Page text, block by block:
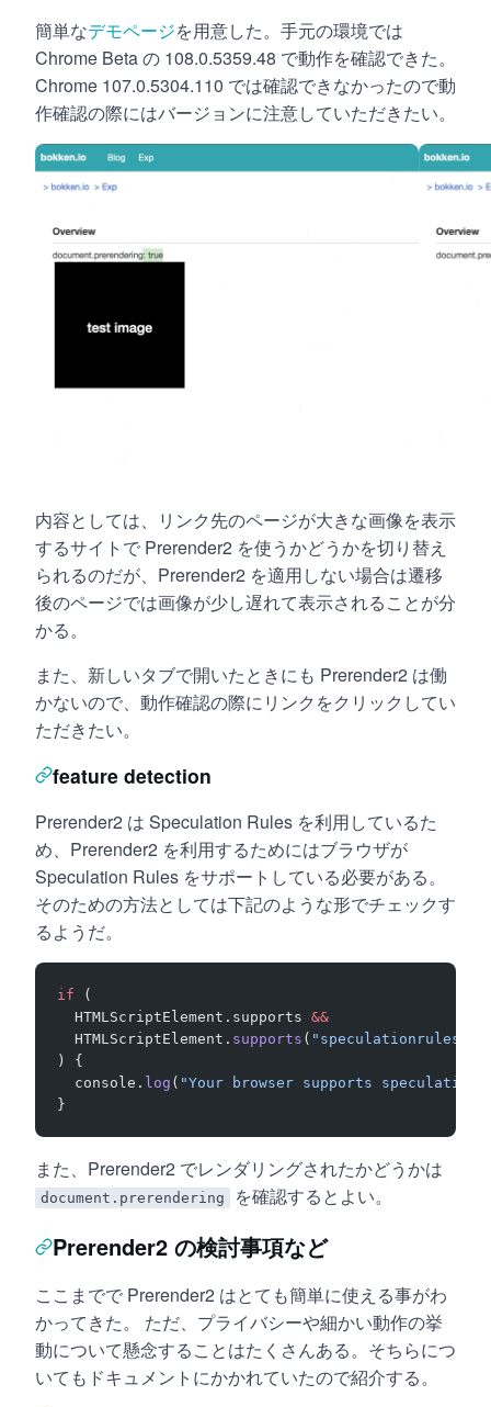
簡単なデモページを用意した。手元の環境では
Chrome Beta の 108.0.5359.48 で動作を確認できた。
Chrome 107.0.5304.110 では確認できなかったので動
作確認の際にはバージョンに注意していただきたい。
内容としては、リンク先のページが大きな画像を表示
するサイトで Prerender2 を使うかどうかを切り替え
られるのだが、Prerender2 を適用しない場合は遷移
後のページでは画像が少し遅れて表示されることが分
かる。
また、新しいタブで開いたときにも Prerender2 は働
かないので、動作確認の際にリンクをクリックしてい
ただきたい。
feature detection
Prerender2 は Speculation Rules を利用しているた
め、Prerender2 を利用するためにはブラウザが
Speculation Rules をサポートしている必要がある。
そのための方法としては下記のような形でチェックす
るようだ。
if (
  HTMLScriptElement.supports
&&
  HTMLScriptElement.
supports ( "speculationrules"
) {
  console.
log ( "Your browser supports
}
また、Prerender2 でレンダリングされたかどうかは
document.prerendering を確認するとよい。
Prerender2 の検討事項など
ここまでで Prerender2 はとても簡単に使える事がわ
かってきた。 ただ、プライバシーや細かい動作の挙
動について懸念することはたくさんある。そちらにつ
いてもドキュメントにかかれていたので紹介する。